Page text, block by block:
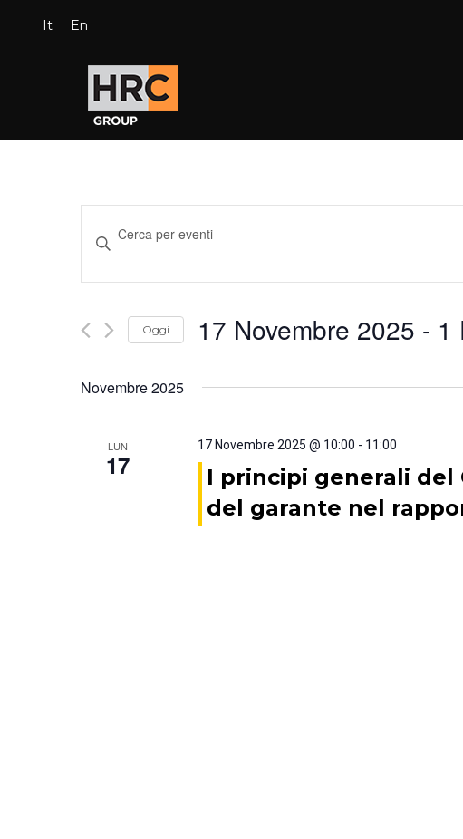
It En
Ricerca
Navigazione
Parola
Cerca
Parola
Oggi 17 Novembre 2025 - 1
data.
Novembre 2025
LUN
17
17 Novembre 2025 @ 10:00 - 11:00
I principi generali del
del garante nel